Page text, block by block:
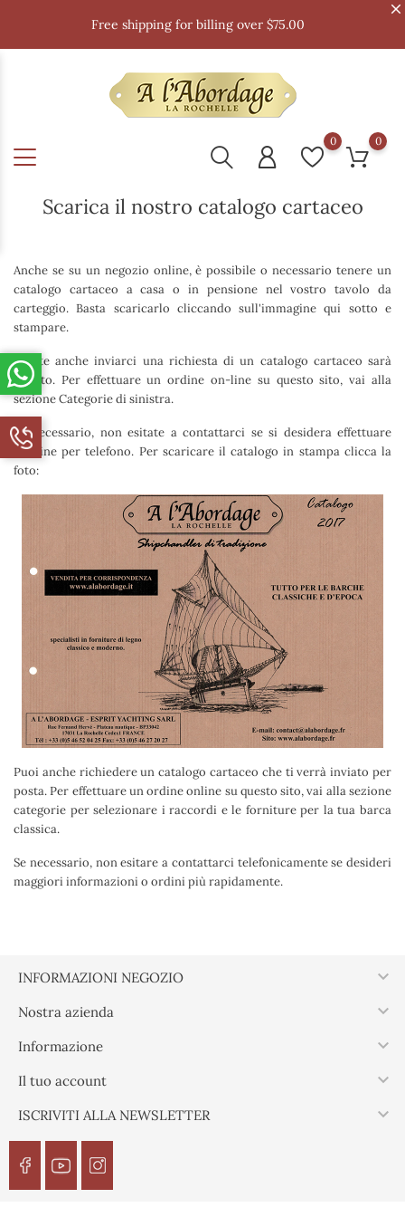
Free shipping for billing over $75.00
0 0
Scarica il nostro catalogo cartaceo
Anche se su un negozio online, è possibile o necessario tenere un
catalogo cartaceo a casa o in pensione nel vostro tavolo da
carteggio. Basta scaricarlo cliccando sull'immagine qui sotto e
stampare.
Potete anche inviarci una richiesta di un catalogo cartaceo sarà
inviato. Per effettuare un ordine on-line su questo sito, vai alla
sezione Categorie di sinistra.
Se necessario, non esitate a contattarci se si desidera effettuare
l'ordine per telefono. Per scaricare il catalogo in stampa clicca la
foto:
Puoi anche richiedere un catalogo cartaceo che ti verrà inviato per
posta. Per effettuare un ordine online su questo sito, vai alla sezione
categorie per selezionare i raccordi e le forniture per la tua barca
classica.
Se necessario, non esitare a contattarci telefonicamente se desideri
maggiori informazioni o ordini più rapidamente.
INFORMAZIONI NEGOZIO 
Nostra azienda 
Informazione 
Il tuo account 
ISCRIVITI ALLA NEWSLETTER 